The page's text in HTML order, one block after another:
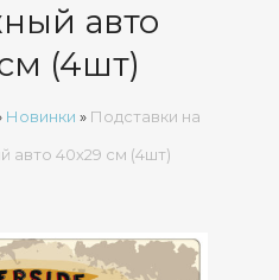
авто
(4шт)
Новинки » Подставки на
авто 40х29 см (4шт)